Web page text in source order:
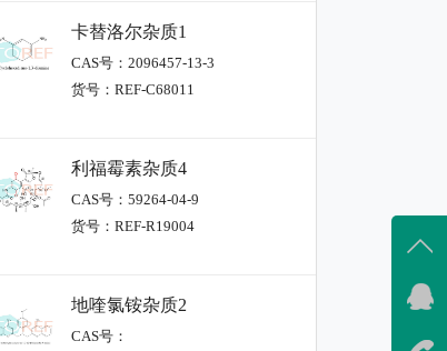
卡替洛尔杂质1
CAS号：2096457-13-3
货号：REF-C68011
利福霉素杂质4
CAS号：59264-04-9
货号：REF-R19004
地喹氯铵杂质2
CAS号：